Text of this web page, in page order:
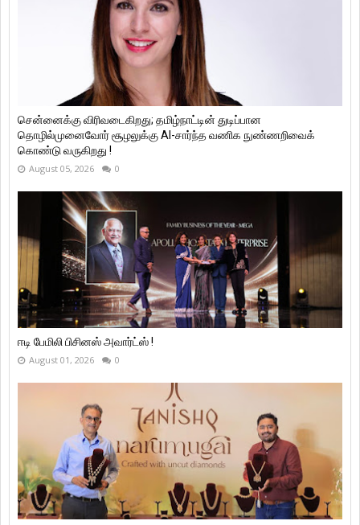
சென்னைக்கு விரிவடைகிறது; தமிழ்நாட்டின் துடிப்பான
தொழில்முனைவோர் சூழலுக்கு AI-சார்ந்த வணிக நுண்ணறிவைக்
கொண்டு வருகிறது !
August 05, 2026 0
ஈடி பேமிலி பிசினஸ் அவார்ட்ஸ் !
August 01, 2026 0